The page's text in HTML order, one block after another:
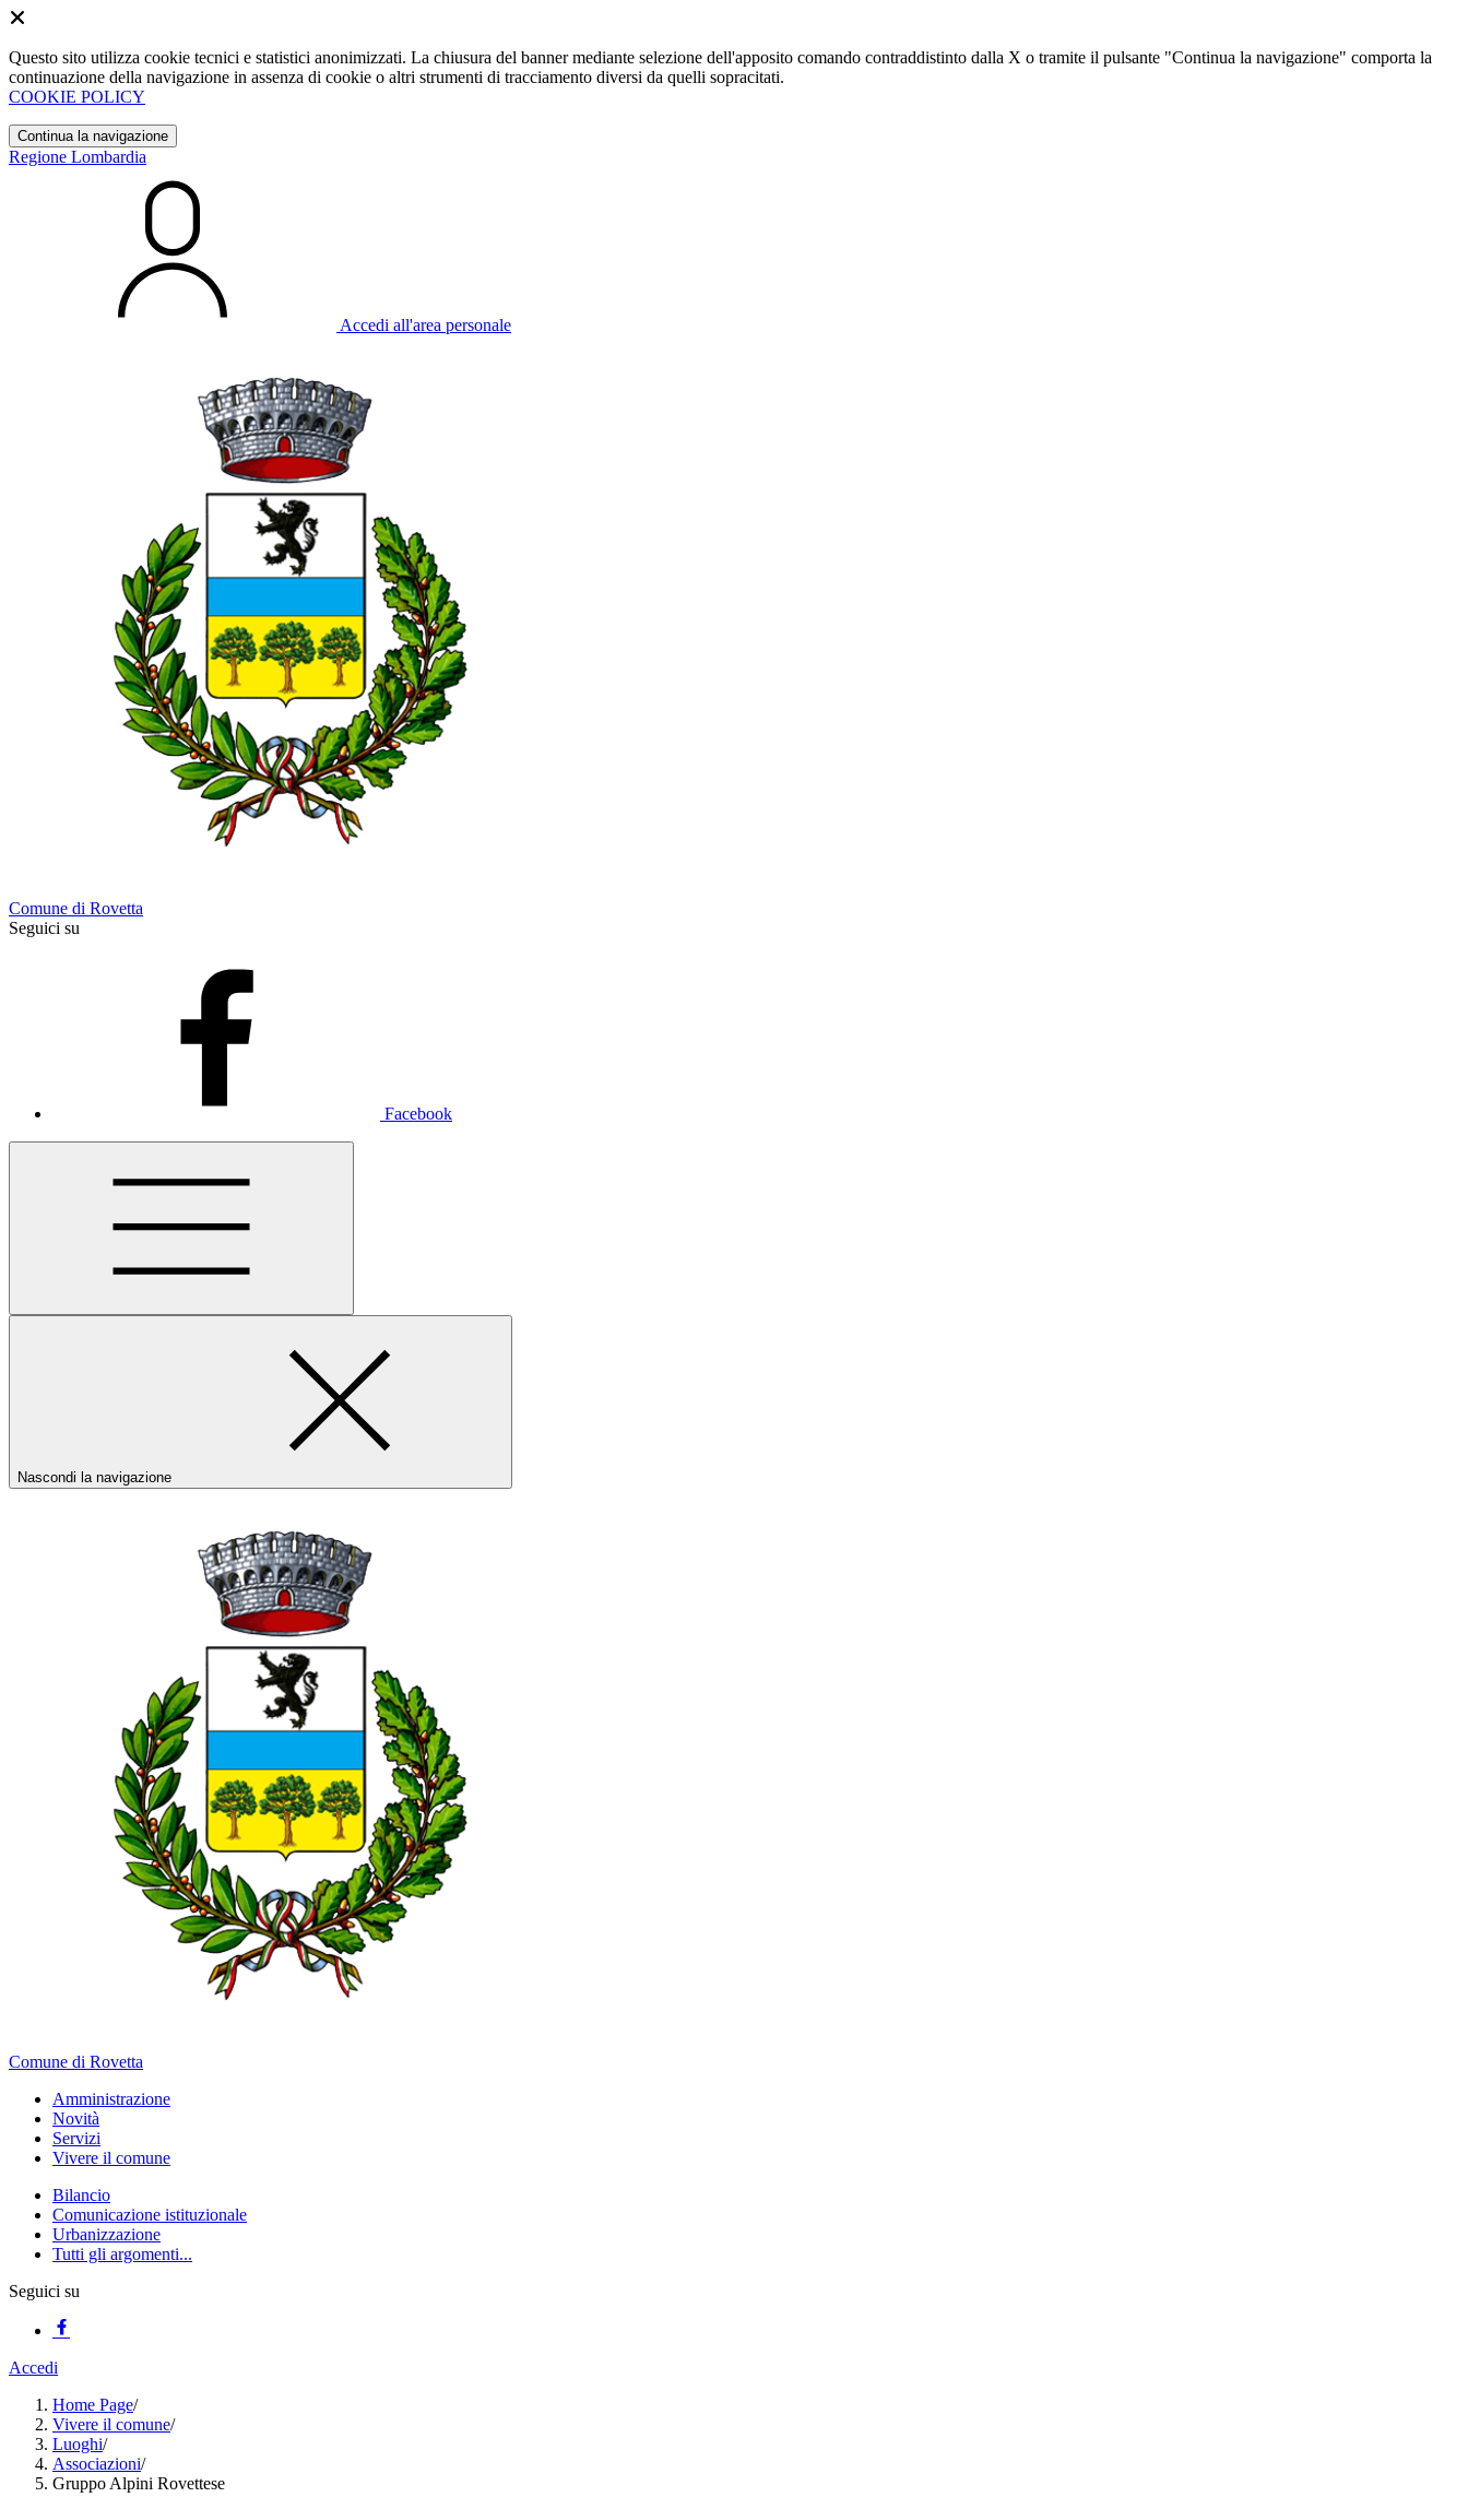
Questo sito utilizza cookie tecnici e statistici anonimizzati. La chiusura del banner mediante selezione dell'apposito comando contraddistinto dalla X o tramite il pulsante "Continua la navigazione" comporta la
continuazione della navigazione in assenza di cookie o altri strumenti di tracciamento diversi da quelli sopracitati.
COOKIE POLICY
Continua la navigazione
Regione Lombardia
Accedi all'area personale
Comune di Rovetta
Seguici su
Facebook
Nascondi la navigazione
Comune di Rovetta
Amministrazione
Novità
Servizi
Vivere il comune
Bilancio
Comunicazione istituzionale
Urbanizzazione
Tutti gli argomenti...
Seguici su
Accedi
Home Page/
Vivere il comune/
Luoghi/
Associazioni/
Gruppo Alpini Rovettese